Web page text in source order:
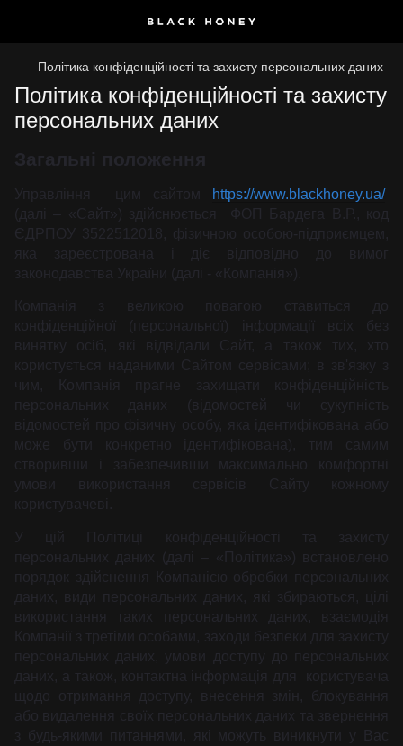
Політика конфіденційності та захисту персональних даних
Політика конфіденційності та захисту
персональних даних
Загальні положення
Управління цим сайтом
https://www.blackhoney.ua/
(далі – «Сайт») здійснюється ФОП Бардега В.Р., код
ЄДРПОУ 3522512018, фізичною особою-підприємцем,
яка зареєстрована і діє відповідно до вимог
законодавства України (далі - «Компанія»).
Компанія з великою повагою ставиться до
конфіденційної (персональної) інформації всіх без
винятку осіб, які відвідали Сайт, а також тих, хто
користується наданими Сайтом сервісами; в зв'язку з
чим, Компанія прагне захищати конфіденційність
персональних даних (відомостей чи сукупність
відомостей про фізичну особу, яка ідентифікована або
може бути конкретно ідентифікована), тим самим
створивши і забезпечивши максимально комфортні
умови використання сервісів Сайту кожному
користувачеві.
У цій Політиці конфіденційності та захисту
персональних даних (далі – «Політика») встановлено
порядок здійснення Компанією обробки персональних
даних, види персональних даних, які збираються, цілі
використання таких персональних даних, взаємодія
Компанії з третіми особами, заходи безпеки для захисту
персональних даних, умови доступу до персональних
даних, а також, контактна інформація для користувача
щодо отримання доступу, внесення змін, блокування
або видалення своїх персональних даних та звернення
з будь-якими питаннями, які можуть виникнути у Вас